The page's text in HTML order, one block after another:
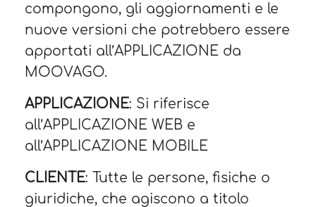
compongono, gli aggiornamenti e le
nuove versioni che potrebbero essere
apportati all’APPLICAZIONE da
MOOVAGO.
APPLICAZIONE: Si riferisce
all’APPLICAZIONE WEB e
all’APPLICAZIONE MOBILE
CLIENTE: Tutte le persone, fisiche o
giuridiche, che agiscono a titolo